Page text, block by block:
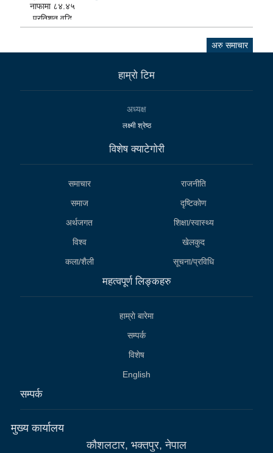
अरु समाचार
हाम्राे टिम
अध्यक्ष
लक्ष्मी श्रेष्ठ
विशेष क्याटेगाेरी
समाचार
राजनीति
समाज
दृष्टिकोण
अर्थजगत
शिक्षा/स्वास्थ्य
विश्व
खेलकुद
कला/शैली
सूचना/प्रविधि
महत्वपूर्ण लिङ्कहरु
हाम्राे बारेमा
सम्पर्क
विशेष
English
सम्पर्क
मुख्य कार्यालय
कौशलटार, भक्तपुर, नेपाल